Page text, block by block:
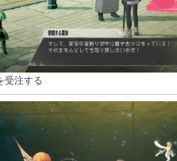
受注する